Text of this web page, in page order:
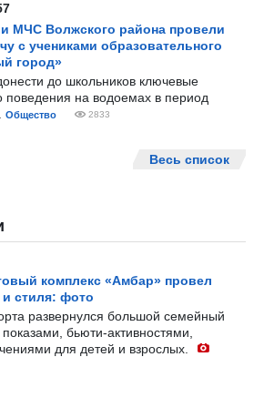
МЧС Волжского района провели
с учениками образовательного
город»
до школьников ключевые
поведения на водоемах в период
Общество 2833
Весь список
комплекс «Амбар» провел
стиля: фото
развернулся большой семейный
бьюти-активностями,
для детей и взрослых.